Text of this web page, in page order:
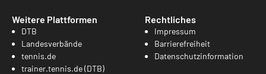
Weitere Plattformen
DTB
Landesverbände
tennis.de
trainer.tennis.de (DTB)
Rechtliches
Impressum
Barrierefreiheit
Datenschutzinformation